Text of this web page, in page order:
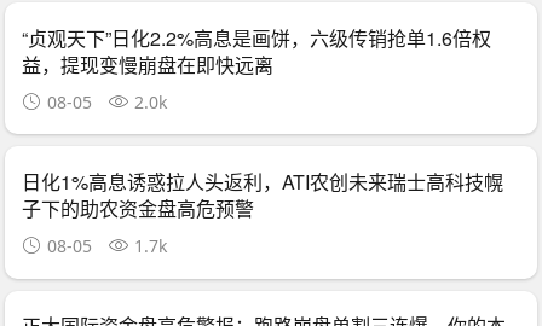
“贞观天下”日化2.2%高息是画饼，六级传销抢单1.6倍权
益，提现变慢崩盘在即快远离
08-05 2.0k
日化1%高息诱惑拉人头返利，ATI农创未来瑞士高科技幌
子下的助农资金盘高危预警
08-05 1.7k